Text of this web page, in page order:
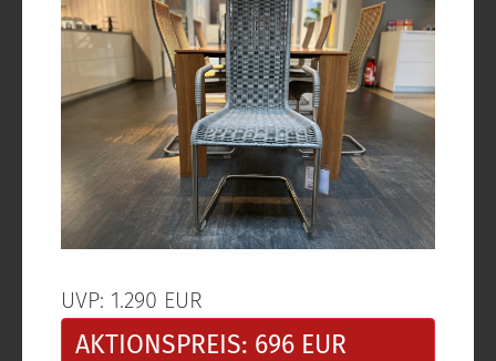
UVP: 1.290 EUR
AKTIONSPREIS: 696 EUR